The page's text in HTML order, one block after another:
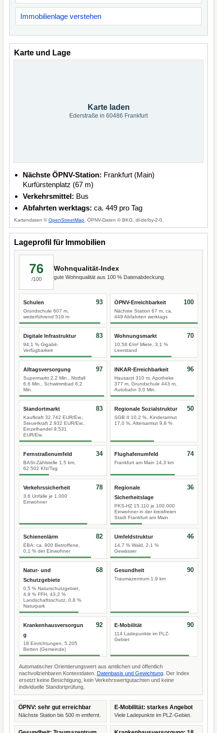
Immobilienlage verstehen
Karte und Lage
Karte laden
Ederstraße in 60486 Frankfurt
Nächste ÖPNV-Station: Frankfurt (Main)
Kurfürstenplatz (67 m)
Verkehrsmittel: Bus
Abfahrten werktags: ca. 449 pro Tag
Kartendaten ©OpenStreetMap , ÖPNV-Daten © BKG, dl-de/by-2-0.
Lageprofil für Immobilien
76
/100
Wohnqualität-Index
gute Wohnqualität aus 100 % Datenabdeckung.
Schulen
Grundschule 607 m,
weiterführend 519 m
93 ÖPNV-Erreichbarkeit
Nächste Station 67 m, ca.
449 Abfahrten werktags
100
Digitale Infrastruktur
94,1 % Gigabit-
Verfügbarkeit
83 Wohnungsmarkt
10,58 €/m² Miete, 3,1 %
Leerstand
70
Alltagsversorgung
Supermarkt 2,2 Min., Notfall
6,6 Min., Schwimmbad 6,2
Min.
97 INKAR-Erreichbarkeit
Hausarzt 310 m, Apotheke
377 m, Grundschule 443 m,
Autobahn 3,0 Min.
96
Standortmarkt
Kaufkraft 32.742 EUR/Ew.,
Steuerkraft 2.932 EUR/Ew.,
Einzelhandel 9.531
EUR/Ew.
83 Regionale Sozialstruktur
SGB II 10,2 %, Kinderarmut
17,0 %, Altersarmut 9,8 %
50
Fernstraßenumfeld
BASt-Zählstelle 1,5 km,
62.502 Kfz/Tag
34 Flughafenumfeld
Frankfurt am Main 14,3 km
74
Verkehrssicherheit
3,6 Unfälle je 1.000
Einwohner
78
Regionale
Sicherheitslage
PKS-HZ 15.110 je 100.000
Einwohner in der kreisfreien
Stadt Frankfurt am Main
36
Schienenlärm
EBA: ca. 900 Betroffene,
0,1 % der Einwohner
82 Umfeldstruktur
14,7 % Wald, 2,1 %
Gewässer
46
Natur- und
Schutzgebiete
0,5 % Naturschutzgebiet,
4,9 % FFH, 43,2 %
Landschaftsschutz, 0,8 %
Naturpark
68 Gesundheit
Traumazentrum 1,9 km
90
Krankenhausversorgun
g
18 Einrichtungen, 5.205
Betten (Gemeinde)
92 E-Mobilität
114 Ladepunkte im PLZ-
Gebiet
90
Automatischer Orientierungswert aus amtlichen und öffentlich
nachvollziehbaren Kontextdaten. Datenbasis und Gewichtung . Der Index
ersetzt keine Besichtigung, kein Verkehrswertgutachten und keine
individuelle Standortprüfung.
ÖPNV: sehr gut erreichbar
Nächste Station bis 500 m entfernt.
E-Mobilität: starkes Angebot
Viele Ladepunkte im PLZ-Gebiet.